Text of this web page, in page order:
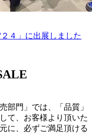
４」に出展しました
部門」では、「品質」
て、お客様より頂いた
に、必ずご満足頂ける